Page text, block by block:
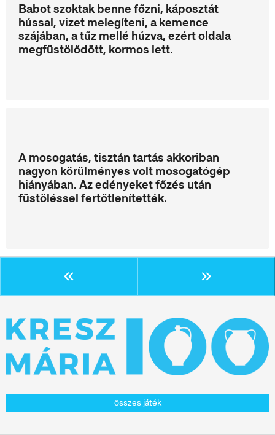
Babot szoktak benne főzni, káposztát
hússal, vizet melegíteni, a kemence
szájában, a tűz mellé húzva, ezért oldala
megfüstölődött, kormos lett.
A mosogatás, tisztán tartás akkoriban
nagyon körülményes volt mosogatógép
hiányában. Az edényeket főzés után
füstöléssel fertőtlenítették.
összes játék